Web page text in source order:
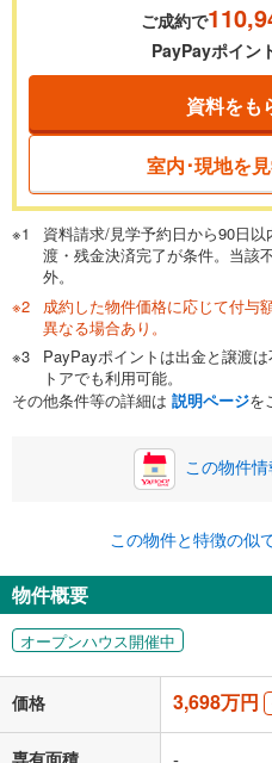
0.01%
一般的には最長35年まで借り
が完済時の年齢は80歳までを
閉じる
頭金
0万円
自己資金から住宅購入にかけ
い。一般的には物件価格の2
閉じる
ボーナス
0円
ナス時の増額分（1回分）を
ボーナス払いの限度額は金融
閉じる
月々の返済額
る値は、実際の金融機関等におけ
の金融機関等における貸出金利を
済方法「元利均等返済」にて算出
ご成約で
PayPayポイン
資料をも
室内･現地を
資料請求/見学予約日から90日
渡・残金決済完了が条件。当該
外。
成約した物件価格に応じて付与
異なる場合あり。
PayPayポイントは出金と譲渡
トアでも利用可能。
その他条件等の詳細は 説明ページを
この物件
この物件と特徴の似
物件概要
オープンハウス開催中
価格 3,698万円